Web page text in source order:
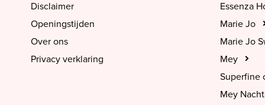
Disclaimer
Openingstijden
Over ons
Privacy verklaring
Essenza
Marie Jo
Marie Jo
Mey
Superfine
Mey